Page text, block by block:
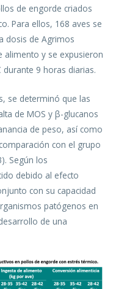
de engorde criados
Para ellos, 168 aves se
dosis de Agrimos
alimento y se expusieron
durante 9 horas diarias.
se determinó que las
de MOS y β-glucanos
de peso, así como
con el grupo
Según los
debido al efecto
con su capacidad
patógenos en
de una